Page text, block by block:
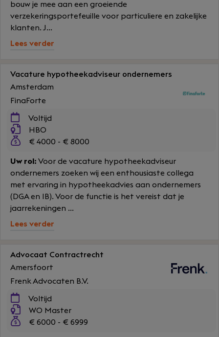
bouw je mee aan een groeiende
verzekeringsportefeuille voor particuliere en zakelijke
klanten. J...
Lees verder
Vacature hypotheekadviseur ondernemers
Amsterdam
FinaForte
Voltijd
HBO
€ 4000 - € 8000
Uw rol: Voor de vacature hypotheekadviseur
ondernemers zoeken wij een enthousiaste collega
met ervaring in hypotheekadvies aan ondernemers
(DGA en IB). Voor de functie is het vereist dat je
jaarrekeningen ...
Lees verder
Advocaat Contractrecht
Amersfoort
Frenk Advocaten B.V.
Voltijd
WO Master
€ 6000 - € 6999